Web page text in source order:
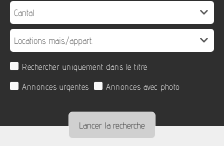
Rechercher uniquement dans le titre
Annonces urgentes
Annonces avec photo